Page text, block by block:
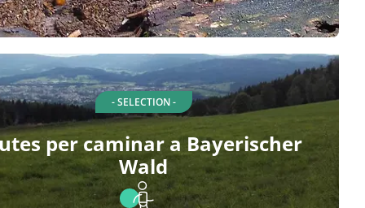
- SELECTION -
per caminar a Bayerischer
Wald